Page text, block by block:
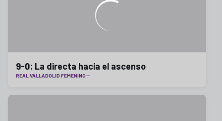
9-0: La directa hacia el ascenso
REAL VALLADOLID FEMENINO